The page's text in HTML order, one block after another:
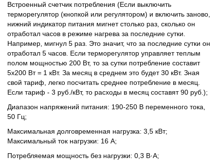
Встроенный счетчик потребления (Если выключить
терморегулятор (кнопкой или регулятором) и включить заново,
нижний индикатор питания мигнет столько раз, сколько он
отработал часов в режиме нагрева за последние сутки.
Например, мигнул 5 раз. Это значит, что за последние сутки он
отработал 5 часов. Если терморегулятор управляет теплым
полом мощностью 200 Вт, то за сутки потребление составит
5х200 Вт = 1 кВт. За месяц в среднем это будет 30 кВт. Зная
свой тариф, легко посчитать среднее потребление в месяц.
Если тариф - 3 руб./кВт, то расходы в месяц составят 90 руб.);
Диапазон напряжений питания: 190-250 В переменного тока,
50 Гц;
Максимальная долговременная нагрузка: 3,5 кВт;
Максимальный ток нагрузки: 16 А;
Потребляемая мощность без нагрузки: 0,3 В·А;